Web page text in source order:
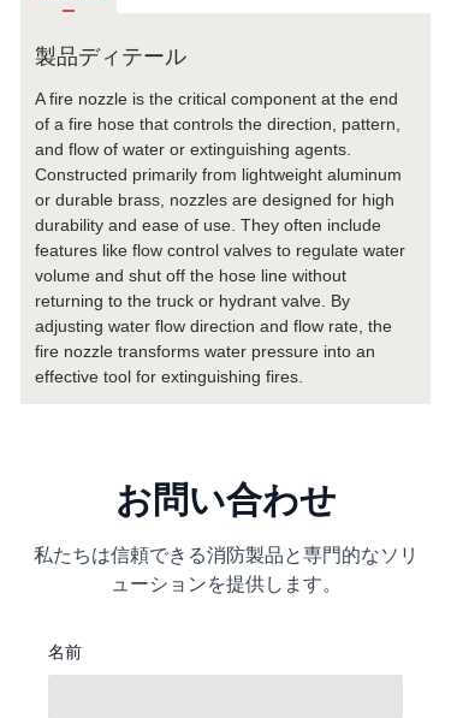
製品ディテール
A fire nozzle is the critical component at the end
of a fire hose that controls the direction, pattern,
and flow of water or extinguishing agents.
Constructed primarily from lightweight aluminum
or durable brass, nozzles are designed for high
durability and ease of use. They often include
features like flow control valves to regulate water
volume and shut off the hose line without
returning to the truck or hydrant valve. By
adjusting water flow direction and flow rate, the
fire nozzle transforms water pressure into an
effective tool for extinguishing fires.
お問い合わせ
私たちは信頼できる消防製品と専門的なソリ
ューションを提供します。
名前